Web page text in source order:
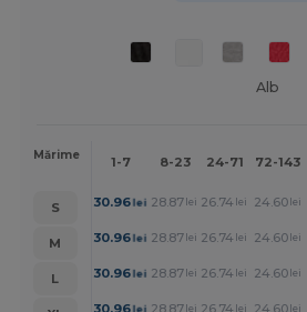
Alb
Mărime 1-7 8-23 24-71 72-143
S 30.96lei 28.87 lei 26.74 lei 24.60 lei
M
30.96lei 28.87 lei 26.74 lei 24.60 lei
L
30.96lei 28.87 lei 26.74 lei 24.60 lei
lei lei lei lei